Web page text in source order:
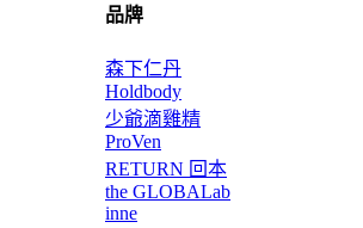
品牌
森下仁丹
Holdbody
少爺滴雞精
ProVen
RETURN 回本
the GLOBALab
inne